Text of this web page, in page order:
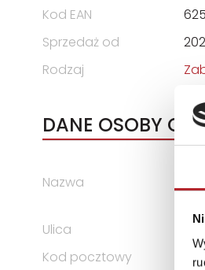
Kod EAN
Sprzedaż od
Rodzaj
DANE OSOBY
Nazwa
Ulica
Kod pocztowy